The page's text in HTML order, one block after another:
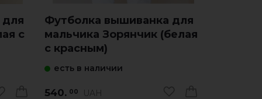
с
Футболка вышиванка для
мальчика Зорянчик (белая
с красным)
есть в наличии
540. 00 UAH